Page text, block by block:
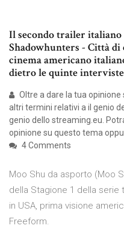
Il secondo trailer
Shadowhunters - Città
cinema americano
dietro le quinte
Oltre a dare la tua
altri termini relativi a il genio
genio dello streaming.eu.
opinione su questo tema
4 Comments
Moo Shu da asporto (Moo
della Stagione 1 della serie
in USA, prima visione
Freeform.